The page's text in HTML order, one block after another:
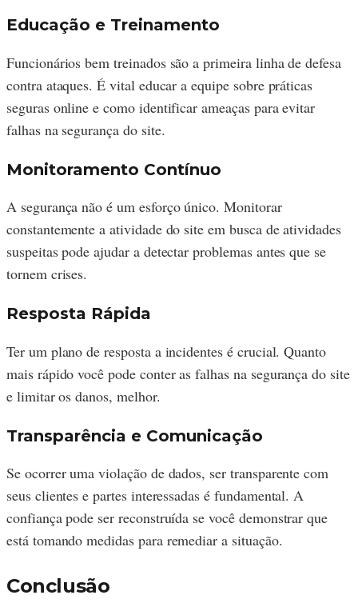
Educação e Treinamento
Funcionários bem treinados são a primeira linha de defesa
contra ataques. É vital educar a equipe sobre práticas
seguras online e como identificar ameaças para evitar
falhas na segurança do site.
Monitoramento Contínuo
A segurança não é um esforço único. Monitorar
constantemente a atividade do site em busca de atividades
suspeitas pode ajudar a detectar problemas antes que se
tornem crises.
Resposta Rápida
Ter um plano de resposta a incidentes é crucial. Quanto
mais rápido você pode conter as falhas na segurança do site
e limitar os danos, melhor.
Transparência e Comunicação
Se ocorrer uma violação de dados, ser transparente com
seus clientes e partes interessadas é fundamental. A
confiança pode ser reconstruída se você demonstrar que
está tomando medidas para remediar a situação.
Conclusão